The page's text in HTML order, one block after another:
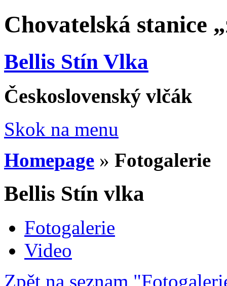
Chovatelská stanice
Bellis Stín Vlka
Československý vlčák
Skok na menu
Homepage » Fotogalerie
Bellis Stín vlka
Fotogalerie
Video
Zpět na seznam